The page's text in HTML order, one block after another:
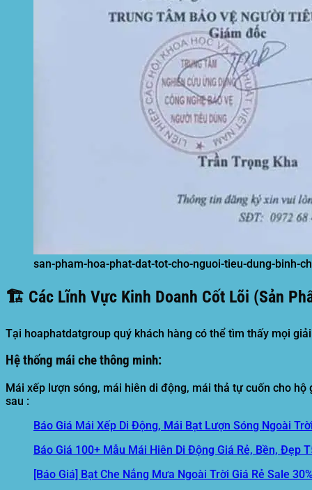
san-pham-hoa-phat-dat-tot-cho-nguoi-tieu-dung-binh-
🏗️ Các Lĩnh Vực Kinh Doanh Cốt Lõi (Sản
Tại hoaphatdatgroup quý khách hàng có thể tìm thấy mọi
Hệ thống mái che thông minh:
Mái xếp lượn sóng, mái hiên di động, mái thả tự cuốn cho
sau :
Báo Giá Mái Xếp Di Động, Mái Bạt Lượn Sóng Ngoài
Báo Giá 100+ Mẫu Mái Hiên Di Động Giá Rẻ, Bền, Đẹp
[Báo Giá] Bạt Che Nắng Mưa Ngoài Trời Giá Rẻ Sale